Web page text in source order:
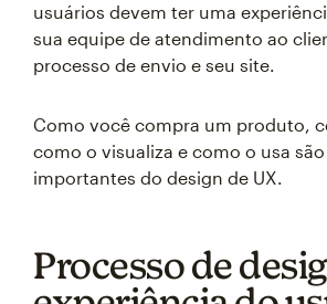
usuários devem ter uma
sua equipe de atendimento ao
processo de envio e seu site.
Como você compra um produto,
como o visualiza e como o usa
importantes do design de UX.
Processo de